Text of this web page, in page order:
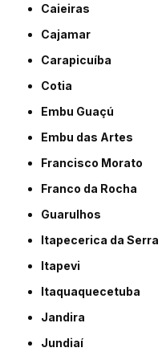
Caieiras
Cajamar
Carapicuíba
Cotia
Embu Guaçú
Embu das Artes
Francisco Morato
Franco da Rocha
Guarulhos
Itapecerica da Serra
Itapevi
Itaquaquecetuba
Jandira
Jundiaí